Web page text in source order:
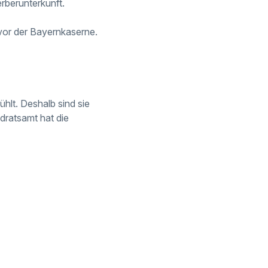
der Bayernkaserne.
Deshalb sind sie
hat die